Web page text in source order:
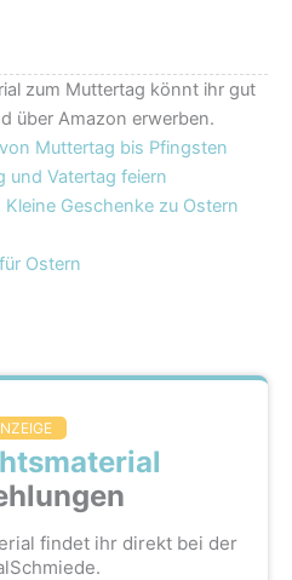
zum Muttertag könnt ihr gut
über Amazon erwerben.
Muttertag bis Pfingsten
und Vatertag feiern
Geschenke zu Ostern
Ostern
findet ihr direkt bei der